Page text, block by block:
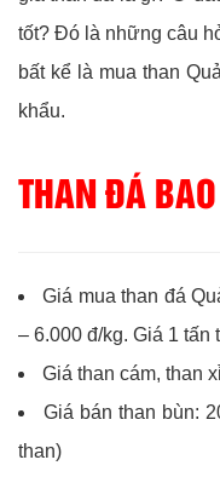
tốt? Đó là những câu
bất kể là mua than
khẩu.
THAN ĐÁ
Giá mua than đá
– 6.000 đ/kg. Giá 1 tấn
Giá than cám, than
Giá bán than bùn:
than)